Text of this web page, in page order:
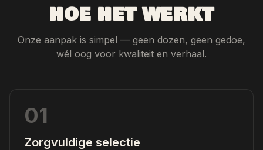
HOE HET WERKT
Onze aanpak is simpel — geen dozen, geen gedoe,
wél oog voor kwaliteit en verhaal.
01
Zorgvuldige selectie